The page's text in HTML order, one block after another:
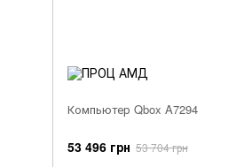
Компьютер Qbox A7294
53 496 грн 53 704 грн